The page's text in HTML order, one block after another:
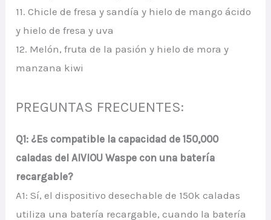
11. Chicle de fresa y sandía y hielo de mango ácido
y hielo de fresa y uva
12. Melón, fruta de la pasión y hielo de mora y
manzana kiwi
PREGUNTAS FRECUENTES:
Q1: ¿Es compatible la capacidad de 150,000
caladas del AIVIOU Waspe con una batería
recargable?
A1: Sí, el dispositivo desechable de 150k caladas
utiliza una batería recargable, cuando la batería